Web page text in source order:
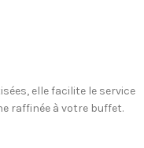
elle facilite le service
raffinée à votre buffet.